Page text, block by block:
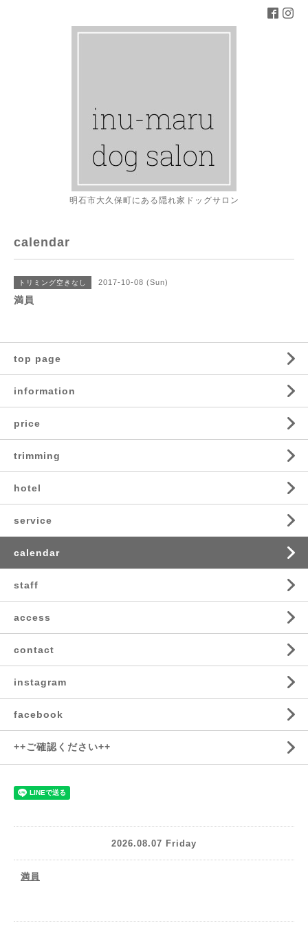
明石市大久保町にある隠れ家ドッグサロン
calendar
トリミング空きなし 2017-10-08 (Sun)
満員
top page
information
price
trimming
hotel
service
calendar
staff
access
contact
instagram
facebook
++ご確認ください++
2026.08.07 Friday
満員